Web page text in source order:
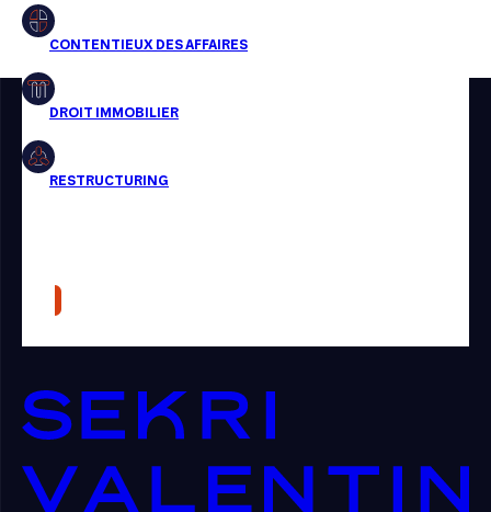
Droit immobilier
Restructuring
Presse
Aucun résultats pour cette recherche